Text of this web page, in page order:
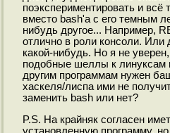
поэкспериментировать и всё
вместо bash'а с его темным
нибудь другое... Например,
отлично в роли консоли. Или
какой-нибудь. Но я не
подобные шеллы к линуксам
другим программам нужен
хаскеля/лиспа ими не
заменить bash или нет?
P.S. На крайняк согласен